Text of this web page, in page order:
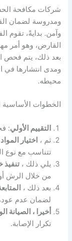
شركات مكافحة
ومدروسة لضمان
وآمن. بدايةً، تقوم
القارض، وهو أمر
بعد ذلك، يتم فحص
ومدى انتشارها في
محيطه.
الخطوات
التقييم الأولي:
ثم ، اختيار
تتناسب مع نوع
يلي ذلك ،
من خلال الرش أو
بعد ذلك ،
لضمان عدم
أخيرا ، الصيانة
تكرار الإصابة.